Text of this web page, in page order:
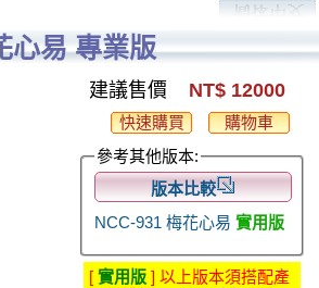
心易 專業版
建議售價 NT$ 12000
購物車
快速購買
參考其他版本:
版本比較
NCC-931 梅花心易實用版
[實用版 ] 以上版本須搭配產